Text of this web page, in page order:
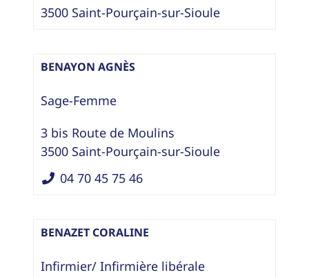
3500 Saint-Pourçain-sur-Sioule
BENAYON AGNÈS
Sage-Femme
3 bis Route de Moulins
3500 Saint-Pourçain-sur-Sioule
04 70 45 75 46
BENAZET CORALINE
Infirmier/ Infirmière libérale